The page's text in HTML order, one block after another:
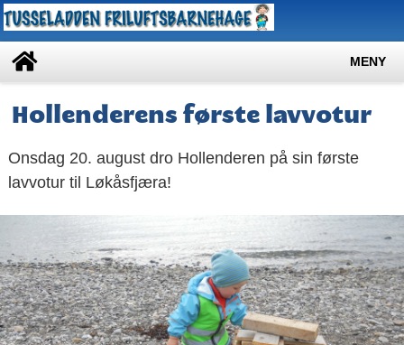
MENY
Hollenderens første lavvotur
Onsdag 20. august dro Hollenderen på sin første
lavvotur til Løkåsfjæra!